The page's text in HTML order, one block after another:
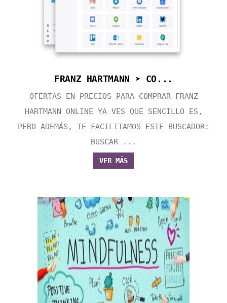
FRANZ HARTMANN ➤ CO...
OFERTAS EN PRECIOS PARA COMPRAR FRANZ
HARTMANN ONLINE YA VES QUE SENCILLO ES,
PERO ADEMÁS, TE FACILITAMOS ESTE BUSCADOR:
BUSCAR ...
VER MÁS